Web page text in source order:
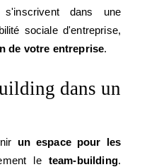
dans une
sociale d'entreprise,
de votre entreprise.
dans un
un espace pour les
le team-building.